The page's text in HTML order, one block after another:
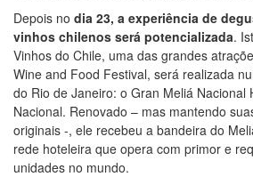
Depois no dia 23, a experiência de
vinhos chilenos será potencializada.
Vinhos do Chile, uma das grandes
Wine and Food Festival, será realizada
do Rio de Janeiro: o Gran Meliá Nacional
Nacional. Renovado – mas mantendo
originais -, ele recebeu a bandeira do
rede hoteleira que opera com primor e
unidades no mundo.